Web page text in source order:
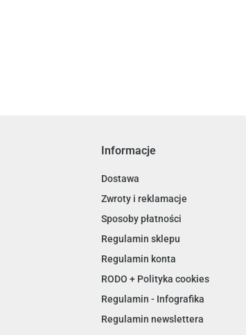
Informacje
Dostawa
Zwroty i reklamacje
Sposoby płatności
Regulamin sklepu
Regulamin konta
RODO + Polityka cookies
Regulamin - Infografika
Regulamin newslettera